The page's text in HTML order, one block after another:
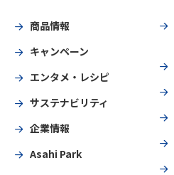
商品情報
キャンペーン
エンタメ・レシピ
サステナビリティ
企業情報
Asahi Park